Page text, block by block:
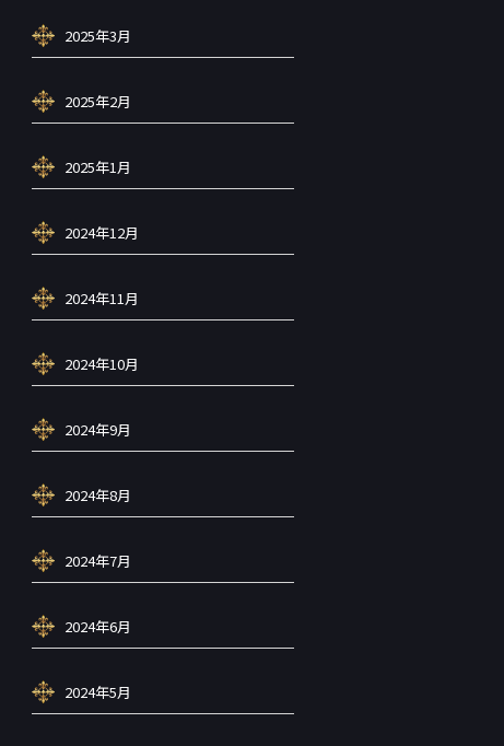
2025年3月
2025年2月
2025年1月
2024年12月
2024年11月
2024年10月
2024年9月
2024年8月
2024年7月
2024年6月
2024年5月